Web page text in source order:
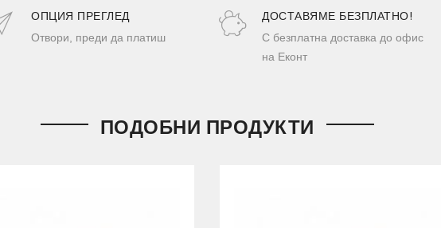
ОПЦИЯ ПРЕГЛЕД
Отвори, преди да платиш
ДОСТАВЯМЕ БЕЗПЛАТНО!
С безплатна доставка до офис
на Еконт
ПОДОБНИ ПРОДУКТИ